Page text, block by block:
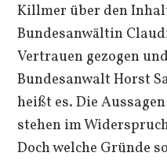
Killmer über den
Bundesanwältin
Vertrauen gezogen
Bundesanwalt Horst
heißt es. Die
stehen im
Doch welche Gründe